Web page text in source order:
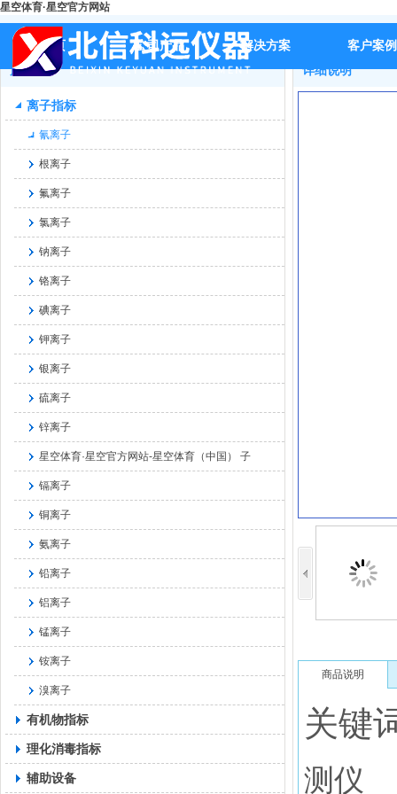
星空体育·星空官方网站
首页 公司产品 解决方案 客户案例
首页 >> 产品 >> 离子指标 >> 氰离子 >>
产品
离子指标
氰离子
根离子
氟离子
氯离子
钠离子
铬离子
碘离子
钾离子
银离子
硫离子
锌离子
星空体育·星空官方网站-星空体育（中国） 子
镉离子
铜离子
氨离子
铅离子
铝离子
锰离子
铵离子
溴离子
有机物指标
理化消毒指标
辅助设备
详细说明
商品说明
关键
测仪